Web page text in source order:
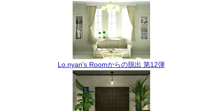
Lo.nyan's Roomからの脱出 第12弾